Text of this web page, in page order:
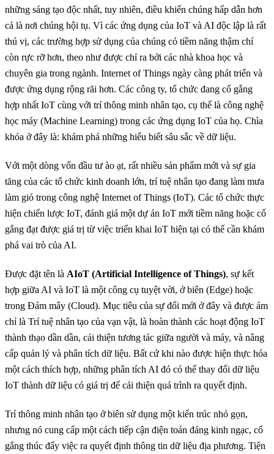
những sáng tạo độc nhất, tuy nhiên, điều khiến chúng hấp dẫn hơn
cả là nơi chúng hội tụ. Vì các ứng dụng của IoT và AI độc lập là rất
thú vị, các trường hợp sử dụng của chúng có tiềm năng thậm chí
còn rực rỡ hơn, theo như được chỉ ra bởi các nhà khoa học và
chuyên gia trong ngành. Internet of Things ngày càng phát triển và
được ứng dụng rộng rãi hơn. Các công ty, tổ chức đang cố gắng
hợp nhất IoT cùng với trí thông minh nhân tạo, cụ thể là công nghệ
học máy (Machine Learning) trong các ứng dụng IoT của họ. Chìa
khóa ở đây là: khám phá những hiểu biết sâu sắc về dữ liệu.
Với một dòng vốn đầu tư ào ạt, rất nhiều sản phẩm mới và sự gia
tăng của các tổ chức kinh doanh lớn, trí tuệ nhân tạo đang làm mưa
làm gió trong công nghệ Internet of Things (IoT). Các tổ chức thực
hiện chiến lược IoT, đánh giá một dự án IoT mới tiềm năng hoặc cố
gắng đạt được giá trị từ việc triển khai IoT hiện tại có thể cần khám
phá vai trò của AI.
Được đặt tên là AIoT (Artificial Intelligence of Things), sự kết
hợp giữa AI và IoT là một công cụ tuyệt vời, ở biên (Edge) hoặc
trong Đám mây (Cloud). Mục tiêu của sự đổi mới ở đây và được ám
chỉ là Trí tuệ nhân tạo của vạn vật, là hoàn thành các hoạt động IoT
thành thạo dần dần, cải thiện tương tác giữa người và máy, và nâng
cấp quản lý và phân tích dữ liệu. Bất cứ khi nào được hiện thực hóa
một cách thích hợp, những phân tích AI đó có thể thay đổi dữ liệu
IoT thành dữ liệu có giá trị để cải thiện quá trình ra quyết định.
Trí thông minh nhân tạo ở biên sử dụng một kiến trúc nhỏ gọn,
nhưng nó cung cấp một cách tiếp cận điện toán đáng kinh ngạc, cố
gắng thúc đẩy việc ra quyết định thông tin dữ liệu địa phương. Tiện